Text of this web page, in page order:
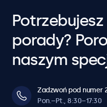
porady?
naszym
Zadzwoń pod numer
Pon.–Pt., 8:30–17:30